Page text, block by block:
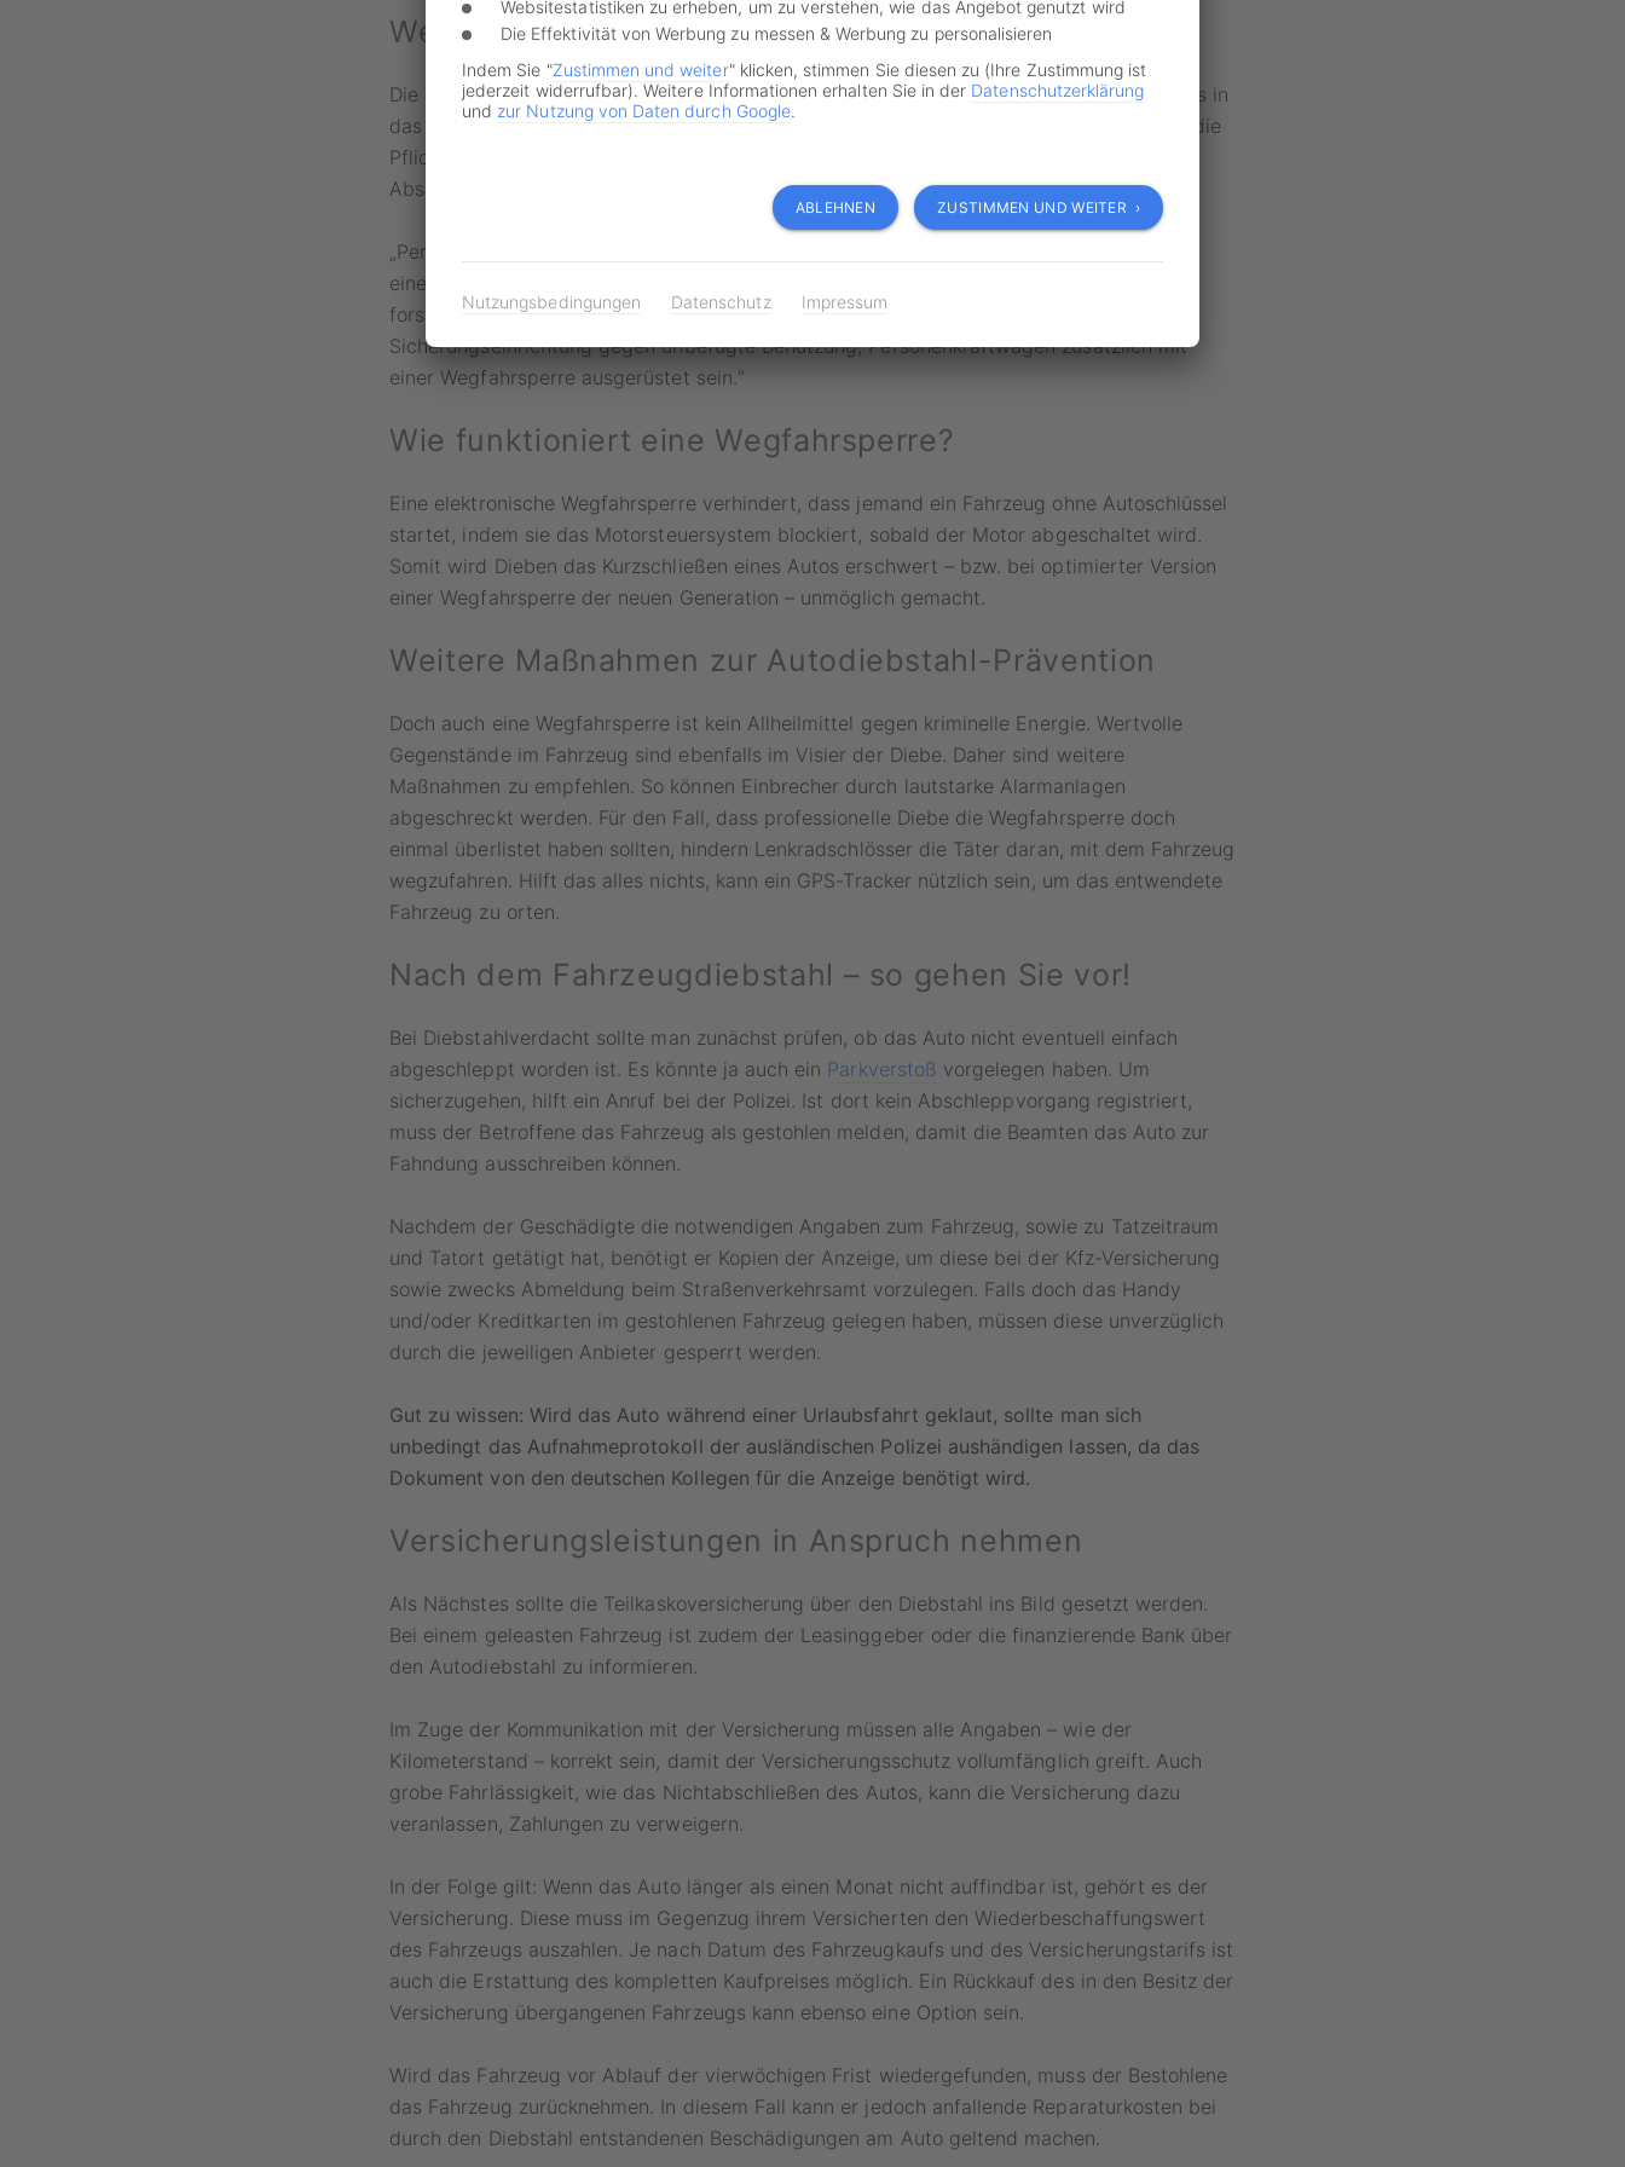
Wegfahrsperre inklusive
Die gängigste Methode, um es Autodieben schwer zu machen, ist die in der Regel bereits in
das Fahrzeug integrierte Wegfahrsperre. In Deutschland haben Autohersteller seit 1998 die
Pflicht, in ihre Fahrzeuge eine elektronische Wegfahrsperre einzubauen. So lautet § 38a
Absatz 1 der Straßenverkehrs-Zulassungs-Ordnung (StVZO):
„Personenkraftwagen sowie Lastkraftwagen, Zugmaschinen und Sattelzugmaschinen mit
einem zulässigen Gesamtgewicht von nicht mehr als 3,5 t – ausgenommen land- oder
forstwirtschaftliche Zugmaschinen und Dreirad-Kraftfahrzeuge – müssen mit einer
Sicherungseinrichtung gegen unbefugte Benutzung, Personenkraftwagen zusätzlich mit
einer Wegfahrsperre ausgerüstet sein.“
Wie funktioniert eine Wegfahrsperre?
Eine elektronische Wegfahrsperre verhindert, dass jemand ein Fahrzeug ohne Autoschlüssel
startet, indem sie das Motorsteuersystem blockiert, sobald der Motor abgeschaltet wird.
Somit wird Dieben das Kurzschließen eines Autos erschwert – bzw. bei optimierter Version
einer Wegfahrsperre der neuen Generation – unmöglich gemacht.
Weitere Maßnahmen zur Autodiebstahl-Prävention
Doch auch eine Wegfahrsperre ist kein Allheilmittel gegen kriminelle Energie. Wertvolle
Gegenstände im Fahrzeug sind ebenfalls im Visier der Diebe. Daher sind weitere
Maßnahmen zu empfehlen. So können Einbrecher durch lautstarke Alarmanlagen
abgeschreckt werden. Für den Fall, dass professionelle Diebe die Wegfahrsperre doch
einmal überlistet haben sollten, hindern Lenkradschlösser die Täter daran, mit dem Fahrzeug
wegzufahren. Hilft das alles nichts, kann ein GPS-Tracker nützlich sein, um das entwendete
Fahrzeug zu orten.
Nach dem Fahrzeugdiebstahl – so gehen Sie vor!
Bei Diebstahlverdacht sollte man zunächst prüfen, ob das Auto nicht eventuell einfach
abgeschleppt worden ist. Es könnte ja auch ein Parkverstoß vorgelegen haben. Um
sicherzugehen, hilft ein Anruf bei der Polizei. Ist dort kein Abschleppvorgang registriert,
muss der Betroffene das Fahrzeug als gestohlen melden, damit die Beamten das Auto zur
Fahndung ausschreiben können.
Nachdem der Geschädigte die notwendigen Angaben zum Fahrzeug, sowie zu Tatzeitraum
und Tatort getätigt hat, benötigt er Kopien der Anzeige, um diese bei der Kfz-Versicherung
sowie zwecks Abmeldung beim Straßenverkehrsamt vorzulegen. Falls doch das Handy
und/oder Kreditkarten im gestohlenen Fahrzeug gelegen haben, müssen diese unverzüglich
durch die jeweiligen Anbieter gesperrt werden.
Gut zu wissen: Wird das Auto während einer Urlaubsfahrt geklaut, sollte man sich
unbedingt das Aufnahmeprotokoll der ausländischen Polizei aushändigen lassen, da das
Dokument von den deutschen Kollegen für die Anzeige benötigt wird.
Versicherungsleistungen in Anspruch nehmen
Als Nächstes sollte die Teilkaskoversicherung über den Diebstahl ins Bild gesetzt werden.
Bei einem geleasten Fahrzeug ist zudem der Leasinggeber oder die finanzierende Bank über
den Autodiebstahl zu informieren.
Im Zuge der Kommunikation mit der Versicherung müssen alle Angaben – wie der
Kilometerstand – korrekt sein, damit der Versicherungsschutz vollumfänglich greift. Auch
grobe Fahrlässigkeit, wie das Nichtabschließen des Autos, kann die Versicherung dazu
veranlassen, Zahlungen zu verweigern.
In der Folge gilt: Wenn das Auto länger als einen Monat nicht auffindbar ist, gehört es der
Versicherung. Diese muss im Gegenzug ihrem Versicherten den Wiederbeschaffungswert
des Fahrzeugs auszahlen. Je nach Datum des Fahrzeugkaufs und des Versicherungstarifs ist
auch die Erstattung des kompletten Kaufpreises möglich. Ein Rückkauf des in den Besitz der
Versicherung übergangenen Fahrzeugs kann ebenso eine Option sein.
Wird das Fahrzeug vor Ablauf der vierwöchigen Frist wiedergefunden, muss der Bestohlene
das Fahrzeug zurücknehmen. In diesem Fall kann er jedoch anfallende Reparaturkosten bei
durch den Diebstahl entstandenen Beschädigungen am Auto geltend machen.
Websitestatistiken zu erheben, um zu verstehen, wie das Angebot genutzt wird
Die Effektivität von Werbung zu messen & Werbung zu personalisieren
Indem Sie "Zustimmen und weiter" klicken, stimmen Sie diesen zu (Ihre Zustimmung ist
jederzeit widerrufbar). Weitere Informationen erhalten Sie in der Datenschutzerklärung
und zur Nutzung von Daten durch Google.
ABLEHNEN ZUSTIMMEN UND WEITER ›
Nutzungsbedingungen Datenschutz Impressum